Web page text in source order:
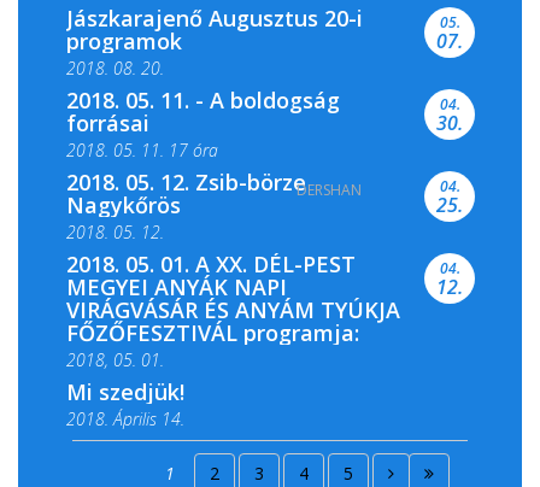
Jászkarajenő Augusztus 20-i
programok
2018. 08. 20.
05.
07.
2018. 05. 11. - A boldogság
forrásai
2018. 05. 11. 17 óra
2018. 05. 11. 19 óra
04.
30.
2018. 05. 12. Zsib-börze
Nagykőrös
2018. 05. 12.
04.
25.
2018. 05. 01. A XX. DÉL-PEST
MEGYEI ANYÁK NAPI
VIRÁGVÁSÁR ÉS ANYÁM TYÚKJA
FŐZŐFESZTIVÁL programja:
2018, 05. 01.
04.
12.
Mi szedjük!
2018. Április 14.
2018. Április 15.
1 2 3 4 5
DERSHAN